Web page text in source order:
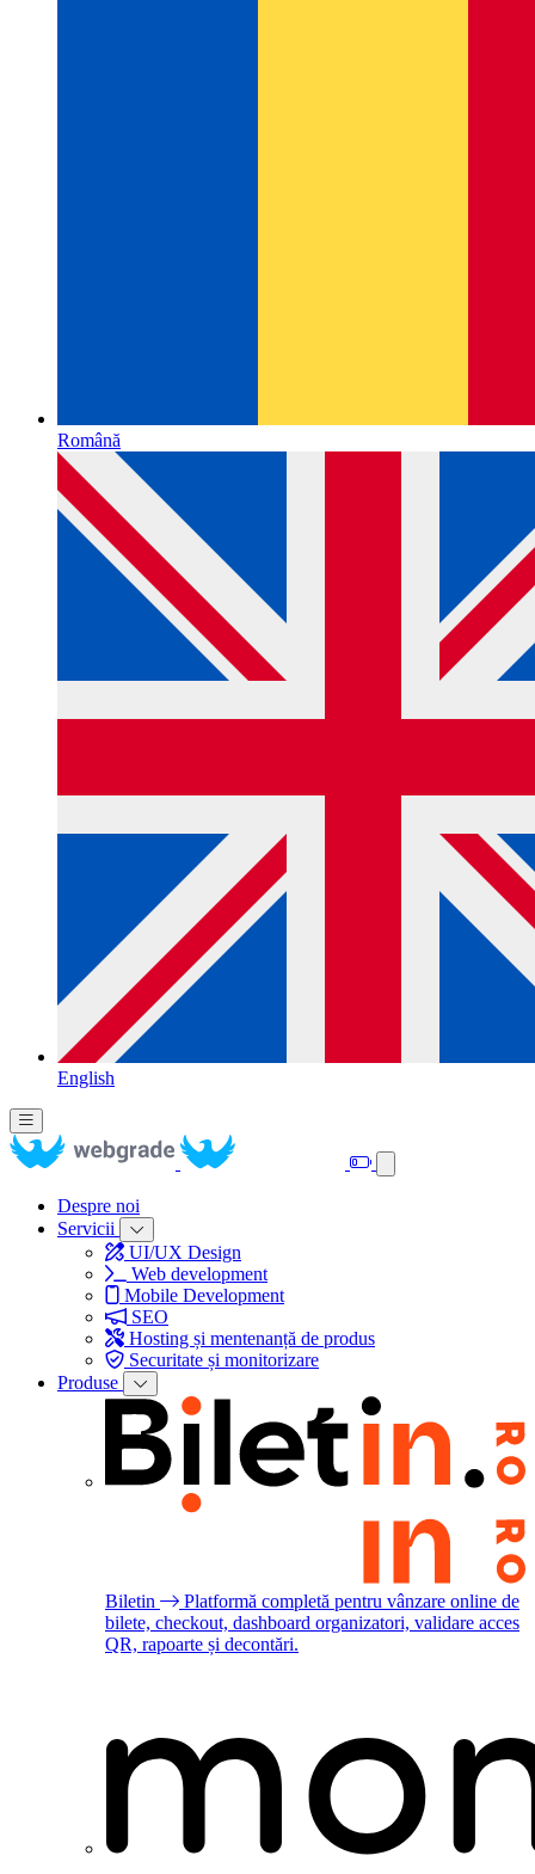
Română
English
Despre noi
Servicii
UI/UX Design
Web development
Mobile Development
SEO
Hosting și mentenanță de produs
Securitate și monitorizare
Produse
Biletin
Platformă completă pentru vânzare online de
bilete, checkout, dashboard organizatori, validare acces
QR, rapoarte și decontări.